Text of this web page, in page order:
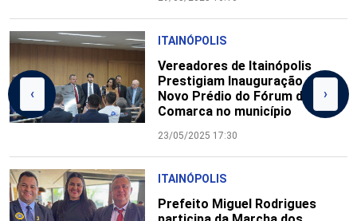
ITAINÓPOLIS
Vereadores de Itainópolis
Prestigiam Inauguração do
Novo Prédio do Fórum da
Comarca no município
23/05/2025 17:30
ITAINÓPOLIS
Prefeito Miguel Rodrigues
‹ ›